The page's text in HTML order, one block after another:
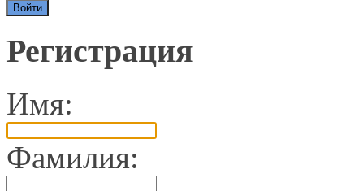
Регистрация
Имя:
Фамилия: